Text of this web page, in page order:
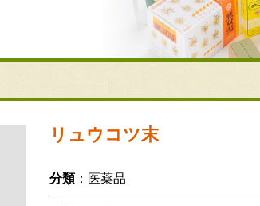
リュウコツ末
分類：医薬品